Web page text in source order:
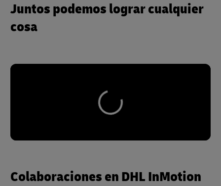
Juntos podemos lograr cualquier
cosa
Colaboraciones en DHL InMotion